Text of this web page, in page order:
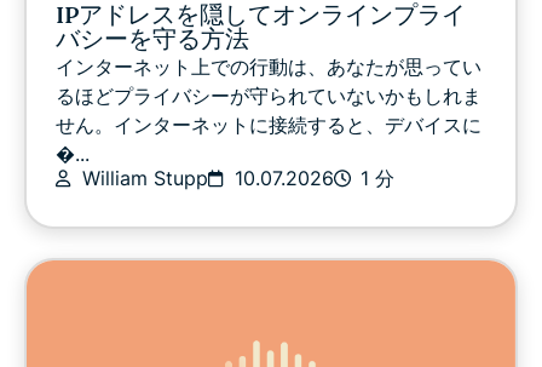
IPアドレスを隠してオンラインプライ
バシーを守る方法
インターネット上での行動は、あなたが思ってい
るほどプライバシーが守られていないかもしれま
せん。インターネットに接続すると、デバイスに
�...
William Stupp
10.07.2026 1 分